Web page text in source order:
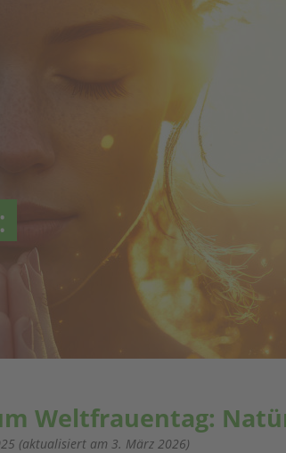
Weltfrauentag:
(aktualisiert am 3. März 2026)